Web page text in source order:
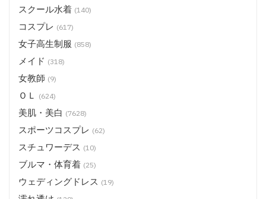
スクール水着 (140)
コスプレ (617)
女子高生制服 (858)
メイド (318)
女教師 (9)
ＯＬ (624)
美肌・美白 (7628)
スポーツコスプレ (62)
スチュワーデス (10)
ブルマ・体育着 (25)
ウェディングドレス (19)